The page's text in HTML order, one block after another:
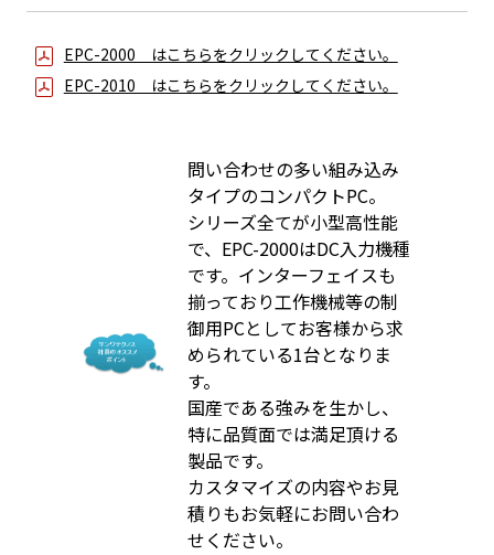
EPC-2000 はこちらをクリックしてください。
EPC-2010 はこちらをクリックしてください。
問い合わせの多い組み込み
タイプのコンパクトPC。
シリーズ全てが小型高性能
で、EPC-2000はDC入力機種
です。インターフェイスも
揃っており工作機械等の制
御用PCとしてお客様から求
められている1台となりま
す。
国産である強みを生かし、
特に品質面では満足頂ける
製品です。
カスタマイズの内容やお見
積りもお気軽にお問い合わ
せください。